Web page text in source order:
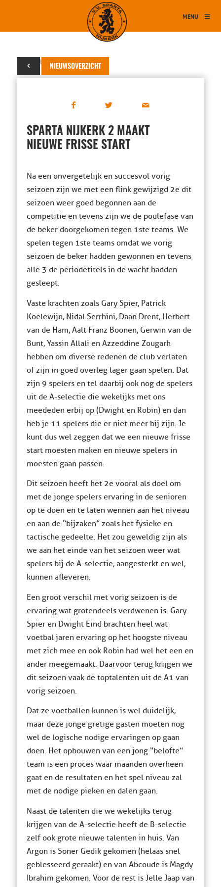
MENU
NIEUWSOVERZICHT
01 oktober 2013
SPARTA NIJKERK 2 MAAKT
NIEUWE FRISSE START
Na een onvergetelijk en succesvol vorig
seizoen zijn we met een flink gewijzigd 2e dit
seizoen weer goed begonnen aan de
competitie en tevens zijn we de poulefase van
de beker doorgekomen tegen 1ste teams. We
spelen tegen 1ste teams omdat we vorig
seizoen de beker hadden gewonnen en tevens
alle 3 de periodetitels in de wacht hadden
gesleept.
Vaste krachten zoals Gary Spier, Patrick
Koelewijn, Nidal Serrhini, Daan Drent, Herbert
van de Ham, Aalt Franz Boonen, Gerwin van de
Bunt, Yassin Allali en Azzeddine Zougarh
hebben om diverse redenen de club verlaten
of zijn in goed overleg lager gaan spelen. Dat
zijn 9 spelers en tel daarbij ook nog de spelers
uit de A-selectie die wekelijks met ons
meededen erbij op (Dwight en Robin) en dan
heb je 11 spelers die er niet meer bij zijn. Je
kunt dus wel zeggen dat we een nieuwe frisse
start moesten maken en nieuwe spelers in
moesten gaan passen.
Dit seizoen heeft het 2e vooral als doel om
met de jonge spelers ervaring in de senioren
op te doen en te laten wennen aan het niveau
en aan de “bijzaken” zoals het fysieke en
tactische gedeelte. Het zou geweldig zijn als
we aan het einde van het seizoen weer wat
spelers bij de A-selectie, aangesterkt en wel,
kunnen afleveren.
Een groot verschil met vorig seizoen is de
ervaring wat grotendeels verdwenen is. Gary
Spier en Dwight Eind brachten heel wat
voetbal jaren ervaring op het hoogste niveau
met zich mee en ook Robin had wel het een en
ander meegemaakt. Daarvoor terug krijgen we
dit seizoen vaak de toptalenten uit de A1 van
vorig seizoen.
Dat ze voetballen kunnen is wel duidelijk,
maar deze jonge gretige gasten moeten nog
wel de logische nodige ervaringen op gaan
doen. Het opbouwen van een jong “belofte”
team is een proces waar maanden overheen
gaat en de resultaten en het spel niveau zal
met de nodige pieken en dalen gaan.
Naast de talenten die we wekelijks terug
krijgen van de A-selectie heeft de B-selectie
zelf ook grote nieuwe talenten in huis. Van
Argon is Soner Gedik gekomen (helaas snel
geblesseerd geraakt) en van Abcoude is Magdy
Ibrahim gekomen. Voor de rest is Jelle Jaap van